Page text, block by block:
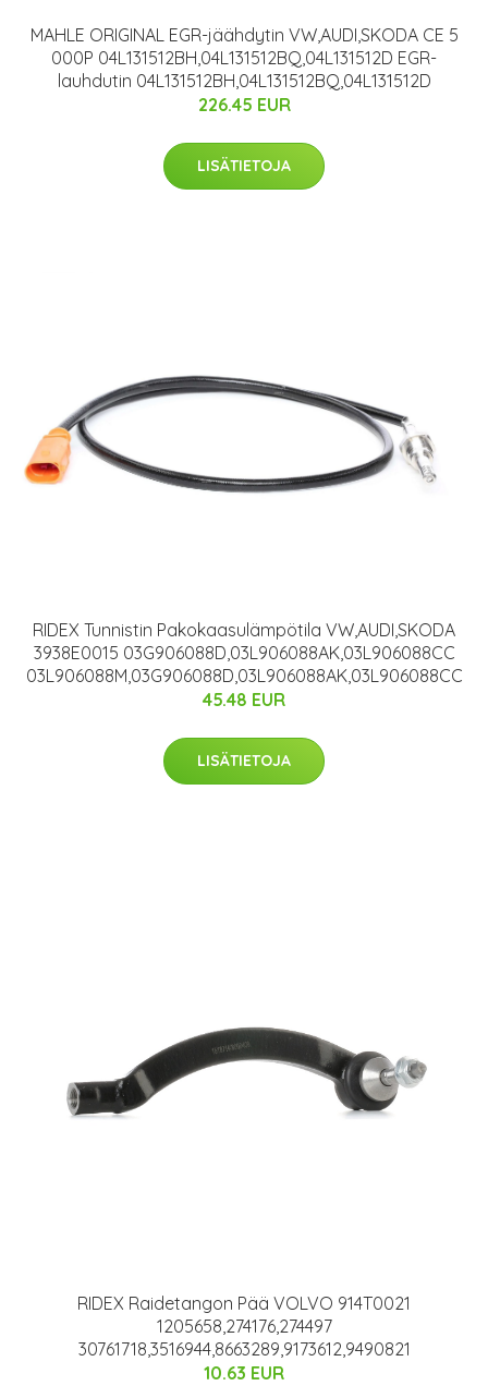
MAHLE ORIGINAL EGR-jäähdytin VW,AUDI,SKODA CE 5
000P 04L131512BH,04L131512BQ,04L131512D EGR-
lauhdutin 04L131512BH,04L131512BQ,04L131512D
226.45 EUR
LISÄTIETOJA
RIDEX Tunnistin Pakokaasulämpötila VW,AUDI,SKODA
3938E0015 03G906088D,03L906088AK,03L906088CC
03L906088M,03G906088D,03L906088AK,03L906088CC
45.48 EUR
LISÄTIETOJA
RIDEX Raidetangon Pää VOLVO 914T0021
1205658,274176,274497
30761718,3516944,8663289,9173612,9490821
10.63 EUR